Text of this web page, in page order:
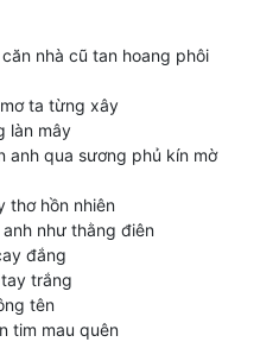
nhà cũ tan hoang phôi
ta từng xây
làn mây
anh qua sương phủ kín mờ
thơ hồn nhiên
như thằng điên
đắng
trắng
tên
tim mau quên